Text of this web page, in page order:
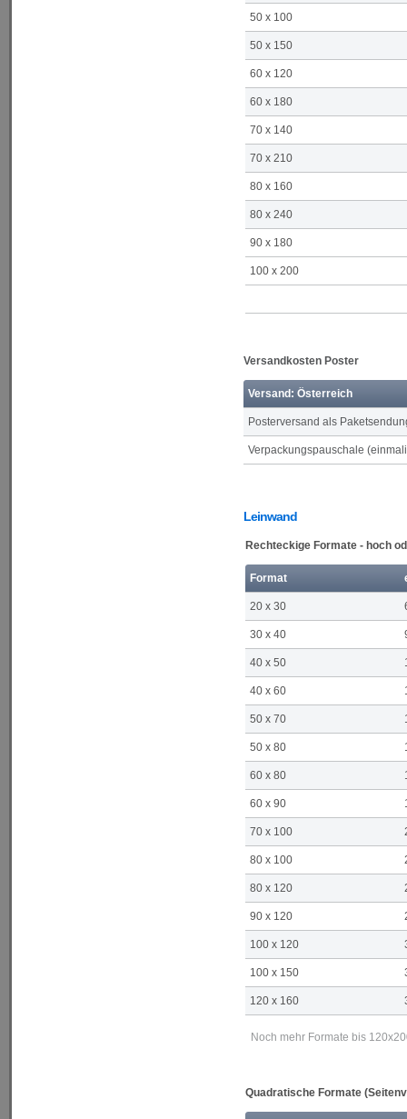
50 x 100
50 x 150
60 x 120
60 x 180
70 x 140
70 x 210
80 x 160
80 x 240
90 x 180
100 x 200
Versandkosten Poster
Versand: Österreich
Posterversand als
Verpackungspauschale
Leinwand
Rechteckige Formate - hoch
Format
20 x 30
30 x 40
40 x 50
40 x 60
50 x 70
50 x 80
60 x 80
60 x 90
70 x 100
80 x 100
80 x 120
90 x 120
100 x 120
100 x 150
120 x 160
Noch mehr Formate bis
Quadratische Formate